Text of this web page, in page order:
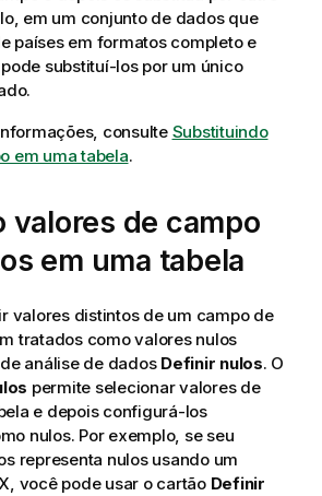
em um conjunto de dados que
países em formatos completo e
substituí-los por um único
consulte Substituindo
em uma tabela.
valores de campo
em uma tabela
valores distintos de um campo de
tratados como valores nulos
análise de dados Definir nulos. O
permite selecionar valores de
e depois configurá-los
nulos. Por exemplo, se seu
representa nulos usando um
você pode usar o cartão Definir